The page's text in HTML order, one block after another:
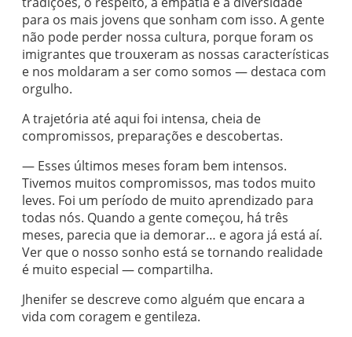
para os mais jovens que sonham com isso. A gente
não pode perder nossa cultura, porque foram os
imigrantes que trouxeram as nossas características
e nos moldaram a ser como somos — destaca com
orgulho.
A trajetória até aqui foi intensa, cheia de
compromissos, preparações e descobertas.
— Esses últimos meses foram bem intensos.
Tivemos muitos compromissos, mas todos muito
leves. Foi um período de muito aprendizado para
todas nós. Quando a gente começou, há três
meses, parecia que ia demorar… e agora já está aí.
Ver que o nosso sonho está se tornando realidade
é muito especial — compartilha.
Jhenifer se descreve como alguém que encara a
vida com coragem e gentileza.